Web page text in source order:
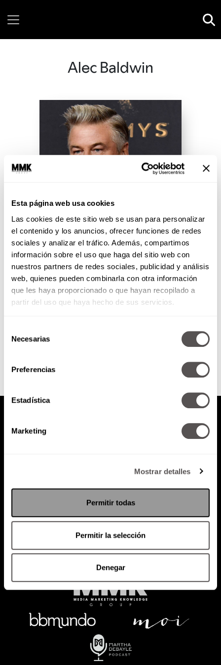
Esta página web usa cookies
Las cookies de este sitio web se usan para personalizar
el contenido y los anuncios, ofrecer funciones de redes
sociales y analizar el tráfico. Además, compartimos
información sobre el uso que haga del sitio web con
nuestros partners de redes sociales, publicidad y análisis
web, quienes pueden combinarla con otra información
que les haya proporcionado o que hayan recopilado a
partir del uso que haya hecho de sus servicios.
Necesarias
Preferencias
Estadística
Marketing
Mostrar detalles
Permitir todas
Permitir la selección
Denegar
Alec Baldwin
Alec Baldwin: Qué pasó y otros
trágicos accidentes en la
historia del cine
Les decimos qué onda con las
armas de utilería, en qué casos se
vuelven peligrosas, qué onda con
las balas...
Política de Privacidad
PODCAST RADIO MARTHA EVENTOS
SACA TU ID